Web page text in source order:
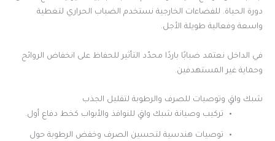
دورة الحياة. للفضاءات الخارجية نستخدم الضباب الحراري لتغطية
واسعة وفعالية طويلة الأجل.
في الداخل نعتمد ضبابًا باردًا محدّد التأثير للحفاظ على انخفاض الروائح
وحماية غير المستهدفين.
شبك واقٍ وتوصيات للصرف والرطوبة لتقليل الجذب
تركيب وصيانة شبك واقٍ للنوافذ والأبواب كخط دفاع أول.
توصيات هندسية لتحسين الصرف وخفض الرطوبة حول